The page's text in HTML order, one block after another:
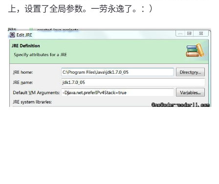
上，设置了全局参数。一劳永逸了。：）